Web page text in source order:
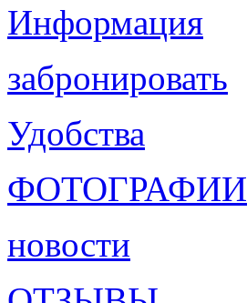
Информация
забронировать
Удобства
ФОТОГРАФИИ
новости